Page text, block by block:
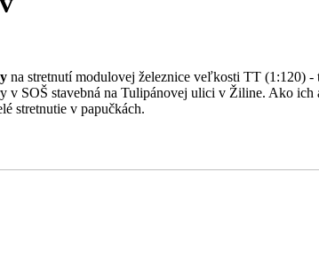
na stretnutí modulovej železnice veľkosti TT (1:120) -
v SOŠ stavebná na Tulipánovej ulici v Žiline. Ako
stretnutie v papučkách.